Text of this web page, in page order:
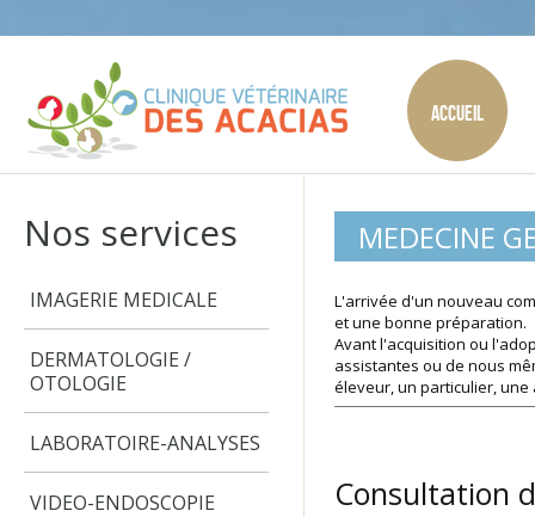
Accueil
Nos services
IMAGERIE MEDICALE
DERMATOLOGIE /
OTOLOGIE
LABORATOIRE-ANALYSES
VIDEO-ENDOSCOPIE
MEDECINE
L'arrivée d'un nouveau
et une bonne préparation.
Avant l'acquisition ou
assistantes ou de nous
éleveur, un particulier,
Consultation